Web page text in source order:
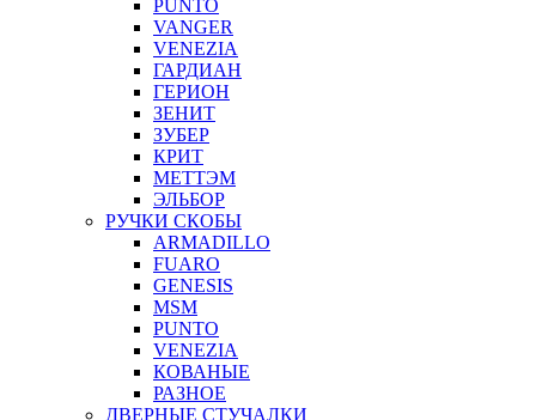
PUNTO
VANGER
VENEZIA
ГАРДИАН
ГЕРИОН
ЗЕНИТ
ЗУБЕР
КРИТ
МЕТТЭМ
ЭЛЬБОР
РУЧКИ СКОБЫ
ARMADILLO
FUARO
GENESIS
MSM
PUNTO
VENEZIA
КОВАНЫЕ
РАЗНОЕ
ДВЕРНЫЕ СТУЧАЛКИ